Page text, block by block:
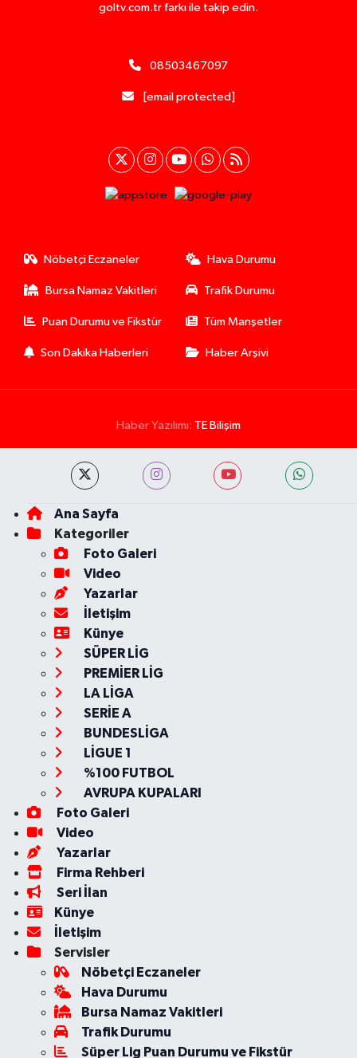
goltv.com.tr farkı ile takip edin.
08503467097
[email protected]
Nöbetçi Eczaneler Hava Durumu
Bursa Namaz Vakitleri Trafik Durumu
Puan Durumu ve Fikstür Tüm Manşetler
Son Dakika Haberleri Haber Arşivi
Haber Yazılımı: TE Bilişim
Ana Sayfa
Kategoriler
Foto Galeri
Video
Yazarlar
İletişim
Künye
SÜPER LİG
PREMİER LİG
LA LİGA
SERİE A
BUNDESLİGA
LİGUE 1
%100 FUTBOL
AVRUPA KUPALARI
Foto Galeri
Video
Yazarlar
Firma Rehberi
Seri İlan
Künye
İletişim
Servisler
Nöbetçi Eczaneler
Hava Durumu
Bursa Namaz Vakitleri
Trafik Durumu
Süper Lig Puan Durumu ve Fikstür